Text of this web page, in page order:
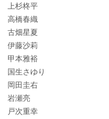
上杉柊平
高橋春織
古畑星夏
伊藤沙莉
甲本雅裕
国生さゆり
岡田圭右
岩瀬亮
戸次重幸